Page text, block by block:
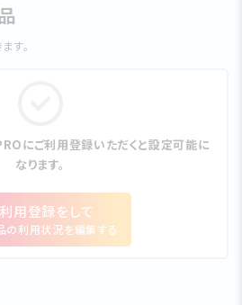
す。
にご利⽤登録いただくと設定可能に
なります。
⽤登録をして
の利⽤状況を編集する